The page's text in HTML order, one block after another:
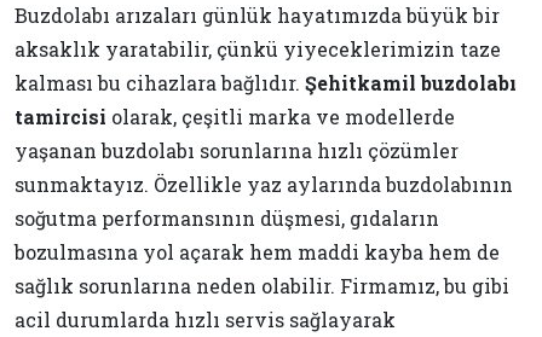
Buzdolabı arızaları günlük hayatımızda büyük bir
aksaklık yaratabilir, çünkü yiyeceklerimizin taze
kalması bu cihazlara bağlıdır. Şehitkamil buzdolabı
tamircisi olarak, çeşitli marka ve modellerde
yaşanan buzdolabı sorunlarına hızlı çözümler
sunmaktayız. Özellikle yaz aylarında buzdolabının
soğutma performansının düşmesi, gıdaların
bozulmasına yol açarak hem maddi kayba hem de
sağlık sorunlarına neden olabilir. Firmamız, bu gibi
acil durumlarda hızlı servis sağlayarak